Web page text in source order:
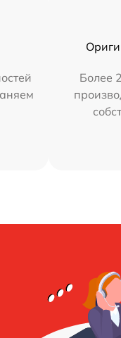
Более